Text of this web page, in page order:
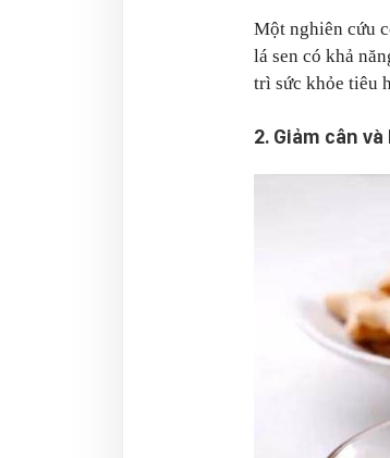
Một nghiên cứu
lá sen có khả
trì sức khỏe tiêu
2. Giảm cân